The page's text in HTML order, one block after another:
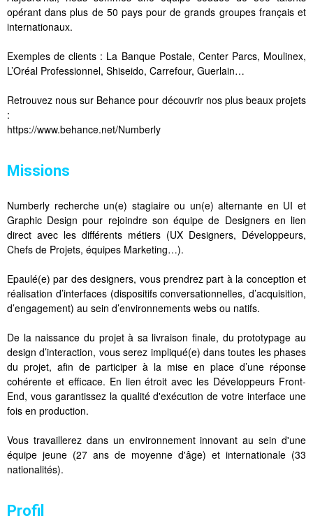
opérant dans plus de 50 pays pour de grands groupes français et
internationaux.
Exemples de clients : La Banque Postale, Center Parcs, Moulinex,
L’Oréal Professionnel, Shiseido, Carrefour, Guerlain…
Retrouvez nous sur Behance pour découvrir nos plus beaux projets
:
https://www.behance.net/Numberly
Missions
Numberly recherche un(e) stagiaire ou un(e) alternante en UI et
Graphic Design pour rejoindre son équipe de Designers en lien
direct avec les différents métiers (UX Designers, Développeurs,
Chefs de Projets, équipes Marketing…).
Epaulé(e) par des designers, vous prendrez part à la conception et
réalisation d’interfaces (dispositifs conversationnelles, d’acquisition,
d’engagement) au sein d’environnements webs ou natifs.
De la naissance du projet à sa livraison finale, du prototypage au
design d’interaction, vous serez impliqué(e) dans toutes les phases
du projet, afin de participer à la mise en place d’une réponse
cohérente et efficace. En lien étroit avec les Développeurs Front-
End, vous garantissez la qualité d'exécution de votre interface une
fois en production.
Vous travaillerez dans un environnement innovant au sein d'une
équipe jeune (27 ans de moyenne d'âge) et internationale (33
nationalités).
Profil